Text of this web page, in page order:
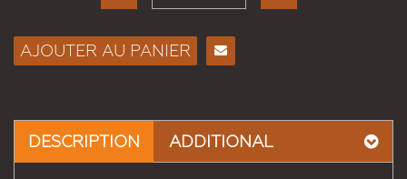
AJOUTER AU PANIER
DESCRIPTION ADDITIONAL